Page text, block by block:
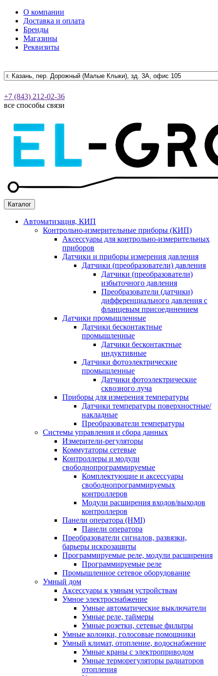
О компании
Доставка и оплата
Бренды
Магазины
Реквизиты
+7 (843) 212-02-36
все способы связи
Каталог
Автоматизация, КИП
Контрольно-измерительные приборы (КИП)
Аксессуары для контрольно-измерительных
приборов
Датчики и приборы измерения давления
Датчики (преобразователи) давления
Датчики (преобразователи)
избыточного давления
Преобразователи (датчики)
дифференциального давления с
фланцевым присоединением
Датчики промышленные
Датчики бесконтактные
промышленные
Датчики бесконтактные
индуктивные
Датчики фотоэлектрические
промышленные
Датчики фотоэлектрические
сквозного луча
Приборы для измерения температуры
Датчики температуры поверхностные/
накладные
Преобразователи температуры
Системы управления и сбора данных
Измерители-регуляторы
Коммутаторы сетевые
Контроллеры и модули
свободнопрограммируемые
Комплектующие и аксессуары
свободнопрограммируемых
контроллеров
Модули расширения входов/выходов
контроллеров
Панели оператора (HMI)
Панели оператора
Преобразователи сигналов, развязки,
барьеры искрозащиты
Программируемые реле, модули расширения
Программируемые реле
Промышленное сетевое оборудование
Умный дом
Аксессуары к умным устройствам
Умное электроснабжение
Умные автоматические выключатели
Умные реле, таймеры
Умные розетки, сетевые фильтры
Умные колонки, голосовые помощники
Умный климат, отопление, водоснабжение
Умные краны с электроприводом
Умные терморегуляторы радиаторов
отопления